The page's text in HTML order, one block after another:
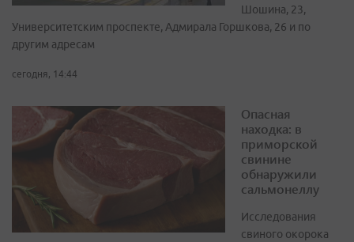
Шошина, 23,
Университетским проспекте, Адмирала Горшкова, 26 и по
другим адресам
сегодня, 14:44
Опасная
находка: в
приморской
свинине
обнаружили
сальмонеллу
Исследования
свиного окорока